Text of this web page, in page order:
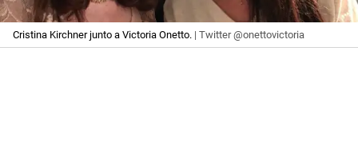
Cristina Kirchner junto a Victoria Onetto. | Twitter @onettovictoria